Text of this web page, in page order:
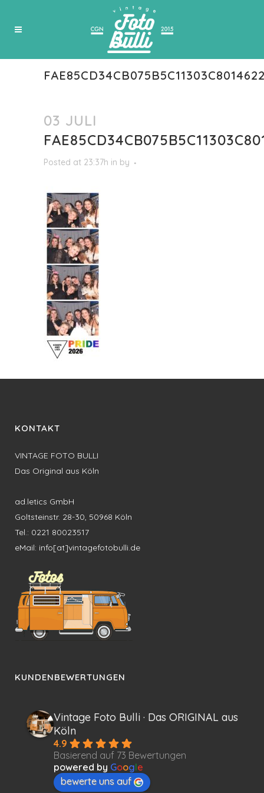
03 JULI
Posted at 23:37h in by
KONTAKT
VINTAGE FOTO BULLI
Das Original aus Köln
ad.letics GmbH
Goltsteinstr. 28-30, 50968 Köln
Tel.: 0221 80023517
eMail: info[at]vintagefotobulli.de
KUNDENBEWERTUNGEN
Vintage Foto Bulli · Das ORIGINAL aus
Köln
4.9
Basierend auf 73 Bewertungen
powered by Google
bewerte uns auf